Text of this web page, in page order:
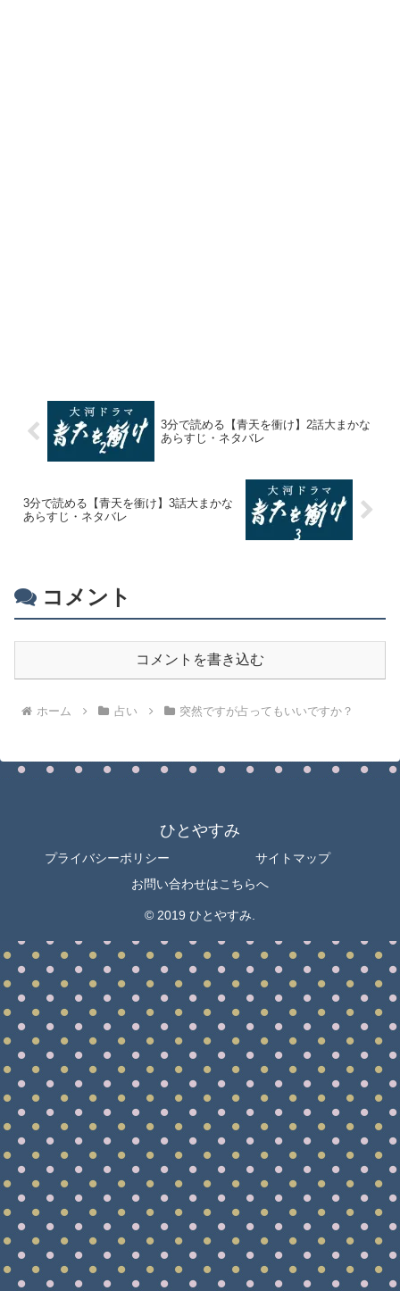
3分で読める【青天を衝け】2話大まかな
あらすじ・ネタバレ
3分で読める【青天を衝け】3話大まかな
あらすじ・ネタバレ
コメント
コメントを書き込む
ホーム 占い 突然ですが占ってもいいですか？
ひとやすみ
プライバシーポリシー
サイトマップ
お問い合わせはこちらへ
© 2019 ひとやすみ.